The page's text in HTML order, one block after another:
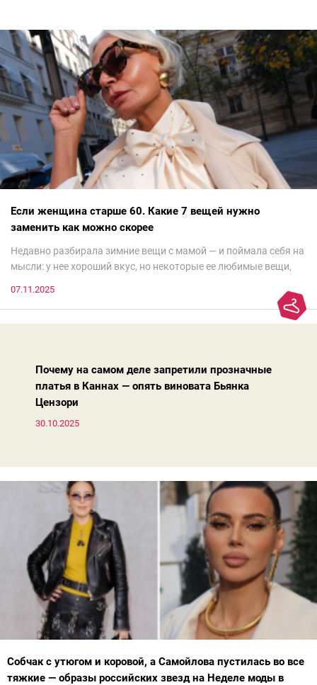
Если женщина старше 60. Какие 7 вещей нужно
заменить как можно скорее
Недавно разбирала зимние вещи с мамой — и поймала себя на
мысли: у нее хороший вкус, но некоторые ее любимые вещи,
моды. Вовсе нет.Проблема в том, что сама мода сделала шаг
07.11.2025
Почему на самом деле запретили прозначные
платья в Каннах — опять виновата Бьянка
Цензори
30.10.2025
Собчак с утюгом и коровой, а Самойлова пустилась во все
тяжкие — образы российских звезд на Неделе моды в